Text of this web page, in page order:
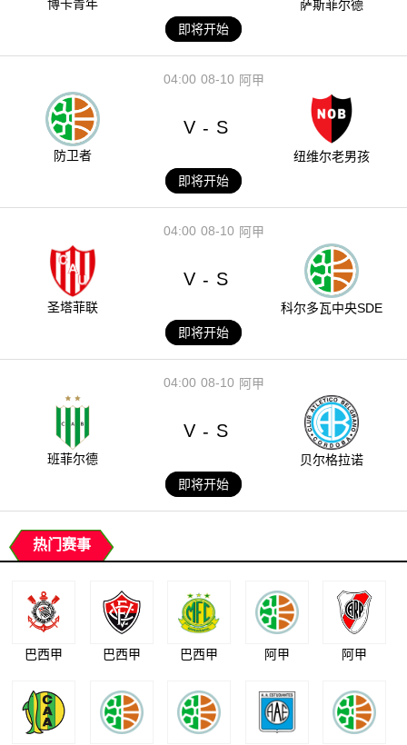
博卡青年
萨斯菲尔德
即将开始
08-10
04:00 阿甲
防卫者
V - S
纽维尔老男孩
即将开始
08-10
04:00 阿甲
圣塔菲联
V - S
科尔多瓦中央SDE
即将开始
08-10
04:00 阿甲
班菲尔德
V - S
贝尔格拉诺
即将开始
热门赛事
巴西甲 巴西甲 巴西甲 阿甲 阿甲